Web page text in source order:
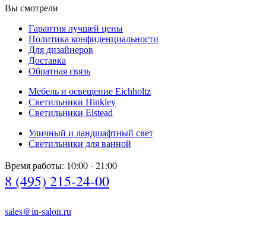
Вы смотрели
Гарантия лучшей цены
Политика конфиденциальности
Для дизайнеров
Доставка
Обратная связь
Мебель и освещение Eichholtz
Светильники Hinkley
Светильники Elstead
Уличный и ландшафтный свет
Светильники для ванной
Время работы: 10:00 - 21:00
8 (495) 215-24-00
sales@in-salon.ru